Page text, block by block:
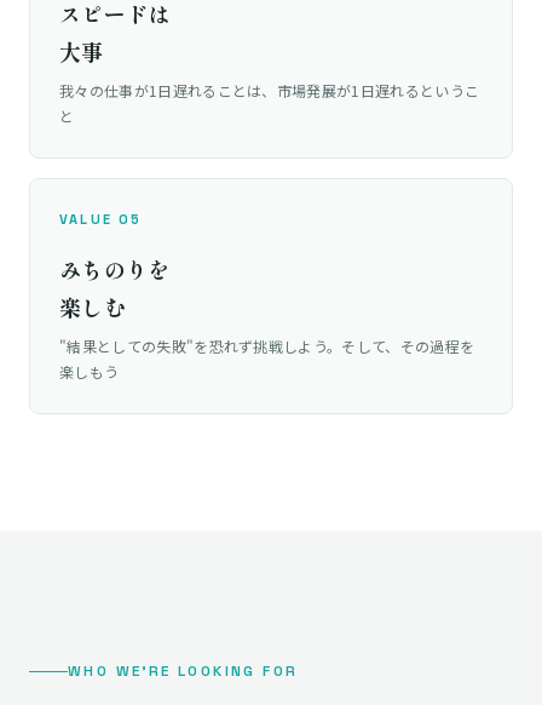
スピードは
大事
我々の仕事が1日遅れることは、市場発展が1日遅れるというこ
と
VALUE 05
みちのりを
楽しむ
"結果としての失敗"を恐れず挑戦しよう。そして、その過程を
楽しもう
WHO WE'RE LOOKING FOR